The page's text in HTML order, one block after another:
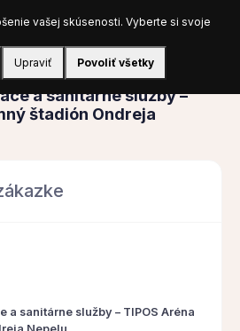
Prihlásiť sa
a sanitárne služby –
štadión Ondreja
a sanitárne služby – TIPOS Aréna
vašej skúsenosti. Vyberte si svoje
Upraviť Povoliť všetky